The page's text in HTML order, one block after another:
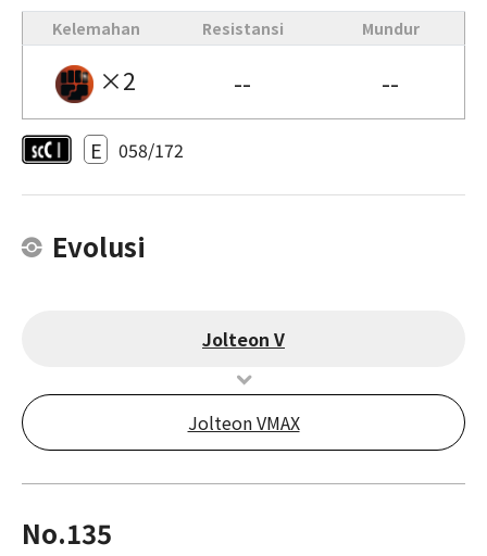
Kelemahan Resistansi Mundur
×2 -- --
E 058/172
Evolusi
Jolteon V
Jolteon VMAX
No.135